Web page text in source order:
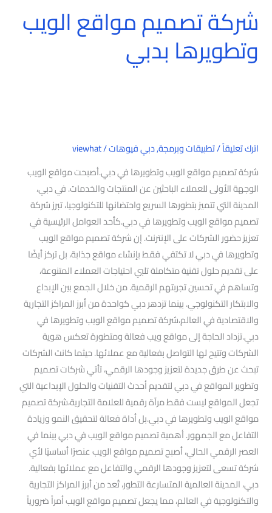
شركة تصميم مواقع الويب
وتطويرها بدبي
اترك تعليقاً/تطبيقات وبرمجة,دبي فيوهات/
viewhat
شركة تصميم مواقع الويب وتطويرها في دبي.أصبحت مواقع الويب
الوجهة الأولى للعملاء الباحثين عن المنتجات والخدمات. في دبي،
المدينة التي تتميز بتطورها السريع واحتضانها للتكنولوجيا، تبرز شركة
تصميم مواقع الويب وتطويرها في دبي.كأحد العوامل الرئيسية في
تعزيز حضور الشركات على الإنترنت. إن شركة تصميم مواقع الويب
وتطويرها في دبي لا تكتفي فقط بإنشاء مواقع جذابة، بل تركز أيضًا
على تقديم حلول تقنية متكاملة تلبي احتياجات العملاء المتنوعة،
وتساهم في تحسين تجربتهم الرقمية. من خلال الجمع بين الإبداع
والابتكار التكنولوجي. بينما تزدهر دبي كواحدة من أبرز المراكز التجارية
والاقتصادية في العالم،شركة تصميم مواقع الويب وتطويرها في
دبي.تزداد الحاجة إلى مواقع ويب فعالة ومتطورة تعكس هوية
الشركات وتتيح لها التواصل بفعالية مع عملائها. حيثما كانت الشركات
تبحث عن طرق جديدة لتعزيز وجودها الرقمي، تأتي شركات تصميم
وتطوير المواقع في دبي لتقديم أحدث التقنيات والحلول الإبداعية التي
تجعل المواقع ليست فقط مرآة رقمية للعلامة التجارية،شركة تصميم
مواقع الويب وتطويرها في دبي.بل أداة فعالة لتحقيق النمو وزيادة
التفاعل مع الجمهور. أهمية تصميم مواقع الويب في دبي بينما في
العصر الرقمي الحالي، أصبح تصميم مواقع الويب عنصرًا أساسيًا لأي
شركة تسعى لتعزيز وجودها الرقمي والتفاعل مع عملائها بفعالية.
دبي، المدينة العالمية المتسارعة التطور، تُعد من أبرز المراكز التجارية
والتكنولوجية في العالم، مما يجعل تصميم مواقع الويب أمراً ضرورياً
شركة
تصميم
مواقع
الويب